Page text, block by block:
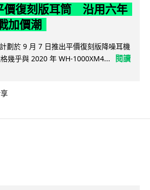
價復刻版耳筒 沿用六年
加價潮
劃於 9 月 7 日推出平價復刻版降噪耳機
幾乎與 2020 年 WH-1000XM4...
閱讀